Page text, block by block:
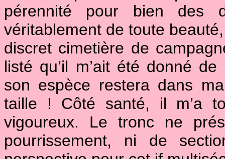
pérennité pour bien des
véritablement de toute
discret cimetière de
listé qu’il m’ait été donné
son espèce restera dans
taille ! Côté santé, il m’a
vigoureux. Le tronc ne
pourrissement, ni de